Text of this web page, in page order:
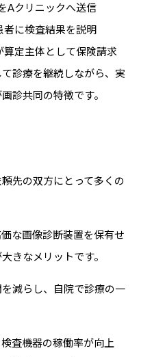
Aクリニックへ送信
に検査結果を説明
定主体として保険請求
診療を継続しながら、実
診共同の特徴です。
先の双方にとって多くの
な画像診断装置を保有せ
きなメリットです。
減らし、自院で診療の一
査機器の稼働率が向上